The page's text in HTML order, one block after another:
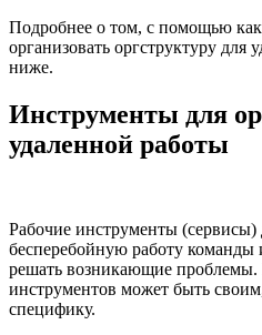
Подробнее о том, с помощью
организовать оргструктуру для
ниже.
Инструменты для
удаленной работы
Рабочие инструменты
бесперебойную работу команды
решать возникающие
инструментов может быть
специфику.